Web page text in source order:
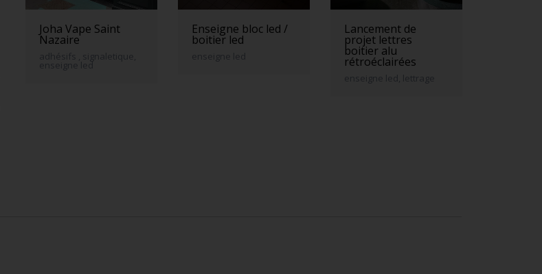
Joha Vape Saint
Nazaire
adhésifs , signaletique,
enseigne led
Enseigne bloc led /
boitier led
enseigne led
Lancement de
projet lettres
boitier alu
rétroéclairées
enseigne led, lettrage